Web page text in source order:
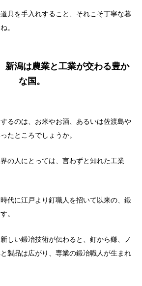
具を手入れすること、それこそ丁寧な暮
。
新潟は農業と工業が交わる豊か
な国。
るのは、お米やお酒、あるいは佐渡島や
たところでしょうか。
の人にとっては、言わずと知れた工業
代に江戸より釘職人を招いて以来の、鍛
。
しい鍛冶技術が伝わると、釘から鎌、ノ
製品は広がり、専業の鍛冶職人が生まれ